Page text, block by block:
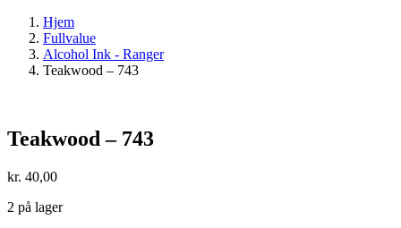
Hjem
Fullvalue
Alcohol Ink - Ranger
Teakwood – 743
Teakwood – 743
kr. 40,00
2 på lager